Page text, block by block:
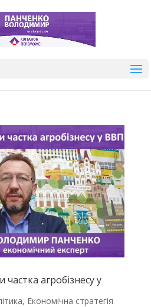
агробізнесу у
, Економічна стратегія